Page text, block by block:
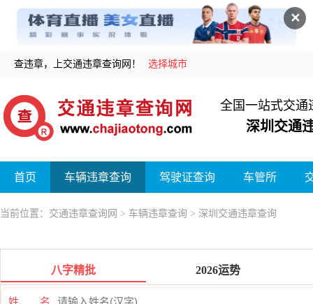
✕
查违章，上交通违章查询网！ 选择城市
全国一站式交通
深圳交通
首页 车辆违章查询 驾驶证查询 车管所
当前位置： 交通违章查询网 > 车辆违章查询 > 深圳交通违章查询
八字精批 2026运势
姓 名